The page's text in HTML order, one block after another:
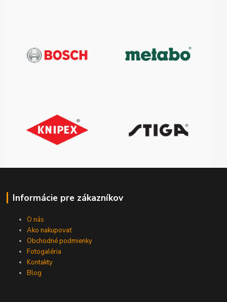
Informácie pre zákazníkov
O nás
Ako nakupovať
Obchodné podmienky
Fotogaléria
Kontakty
Blog